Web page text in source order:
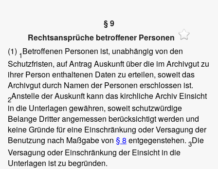
§ 9
Rechtsansprüche betroffener Personen
(1) 1Betroffenen Personen ist, unabhängig von den
Schutzfristen, auf Antrag Auskunft über die im Archivgut zu
ihrer Person enthaltenen Daten zu erteilen, soweit das
Archivgut durch Namen der Personen erschlossen ist.
2Anstelle der Auskunft kann das kirchliche Archiv Einsicht
in die Unterlagen gewähren, soweit schutzwürdige
Belange Dritter angemessen berücksichtigt werden und
keine Gründe für eine Einschränkung oder Versagung der
Benutzung nach Maßgabe von § 8 entgegenstehen. 3Die
Versagung oder Einschränkung der Einsicht in die
Unterlagen ist zu begründen.